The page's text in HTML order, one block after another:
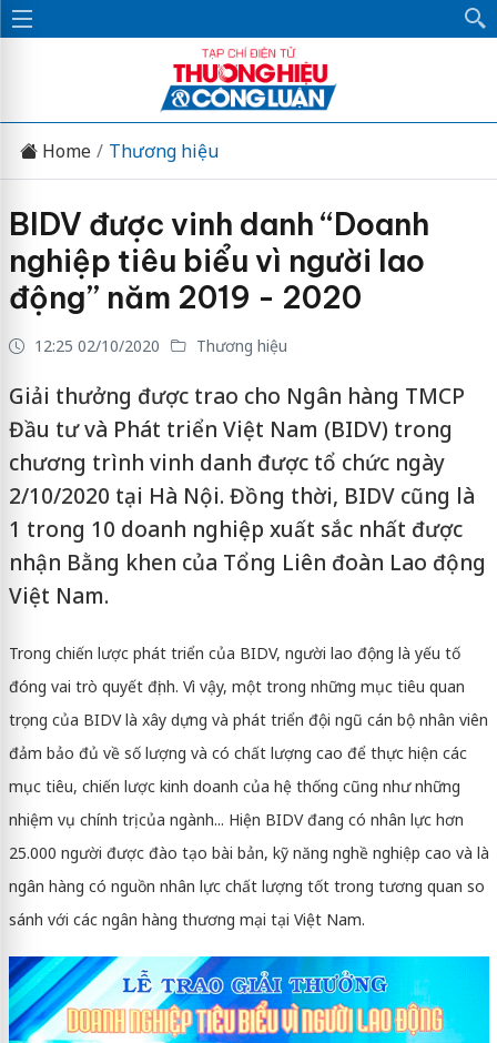
Home Thương hiệu
BIDV được vinh danh “Doanh
nghiệp tiêu biểu vì người lao
động” năm 2019 - 2020
12:25 02/10/2020 Thương hiệu
Giải thưởng được trao cho Ngân hàng TMCP
Đầu tư và Phát triển Việt Nam (BIDV) trong
chương trình vinh danh được tổ chức ngày
2/10/2020 tại Hà Nội. Đồng thời, BIDV cũng là
1 trong 10 doanh nghiệp xuất sắc nhất được
nhận Bằng khen của Tổng Liên đoàn Lao động
Việt Nam.
Trong chiến lược phát triển của BIDV, người lao động là yếu tố
đóng vai trò quyết định. Vì vậy, một trong những mục tiêu quan
trọng của BIDV là xây dựng và phát triển đội ngũ cán bộ nhân viên
đảm bảo đủ về số lượng và có chất lượng cao để thực hiện các
mục tiêu, chiến lược kinh doanh của hệ thống cũng như những
nhiệm vụ chính trị của ngành... Hiện BIDV đang có nhân lực hơn
25.000 người được đào tạo bài bản, kỹ năng nghề nghiệp cao và là
ngân hàng có nguồn nhân lực chất lượng tốt trong tương quan so
sánh với các ngân hàng thương mại tại Việt Nam.